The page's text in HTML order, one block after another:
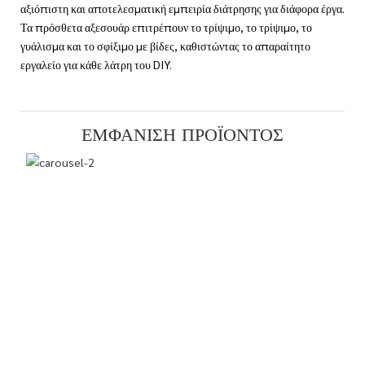
αξιόπιστη και αποτελεσματική εμπειρία διάτρησης για διάφορα έργα.
Τα πρόσθετα αξεσουάρ επιτρέπουν το τρίψιμο, το τρίψιμο, το
γυάλισμα και το σφίξιμο με βίδες, καθιστώντας το απαραίτητο
εργαλείο για κάθε λάτρη του DIY.
ΕΜΦΆΝΙΣΗ ΠΡΟΪΌΝΤΟΣ